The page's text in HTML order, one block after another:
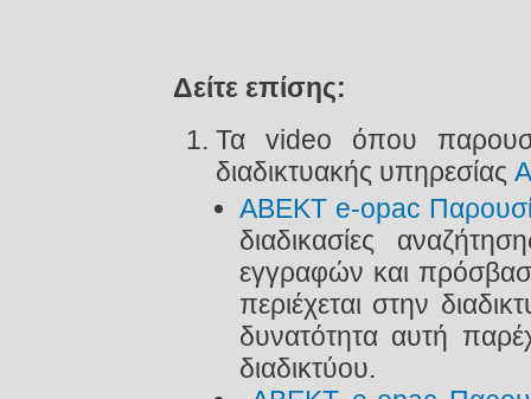
Δείτε επίσης:
Τα video όπου
διαδικτυακής υπηρεσίας
ABEKT e-opac
διαδικασίες
εγγραφών και
περιέχεται στην
δυνατότητα αυτή
διαδικτύου.